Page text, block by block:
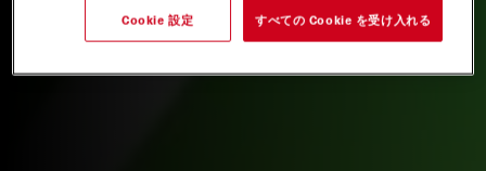
Cookie 設定 すべての Cookie を受け入れる